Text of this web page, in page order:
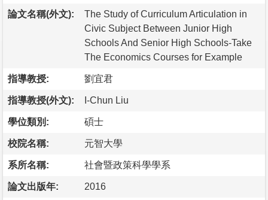
論文名稱(外文):
The Study of Curriculum Articulation in
Civic Subject Between Junior High
Schools And Senior High Schools-Take
The Economics Courses for Example
指導教授: 劉宜君
指導教授(外文): I-Chun Liu
學位類別: 碩士
校院名稱: 元智大學
系所名稱: 社會暨政策科學學系
論文出版年: 2016